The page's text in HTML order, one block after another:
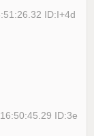
ID:I+4d
ID:3e